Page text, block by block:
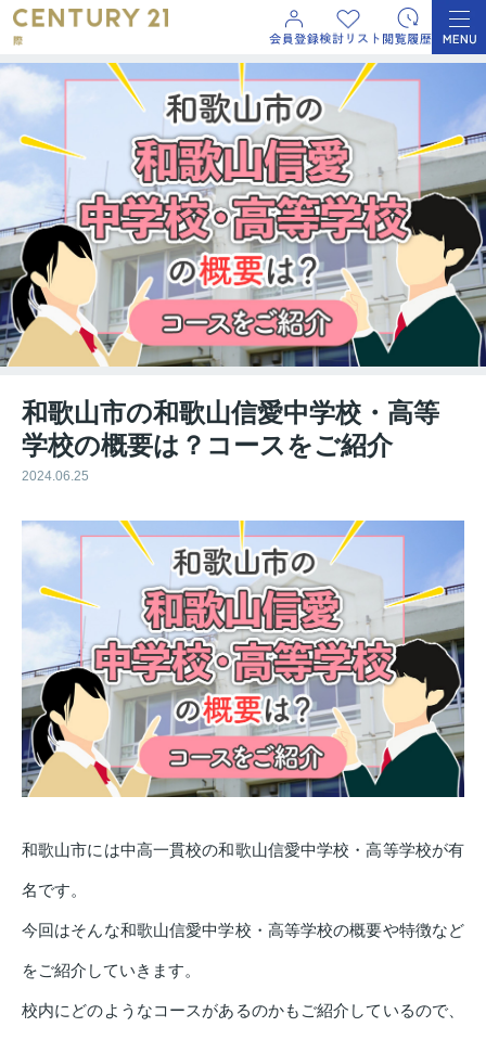
和歌山市の和歌山信愛中学校・高等
学校の概要は？コースをご紹介
2024.06.25
和歌山市には中高一貫校の和歌山信愛中学校・高等学校が有
名です。
今回はそんな和歌山信愛中学校・高等学校の概要や特徴など
をご紹介していきます。
校内にどのようなコースがあるのかもご紹介しているので、